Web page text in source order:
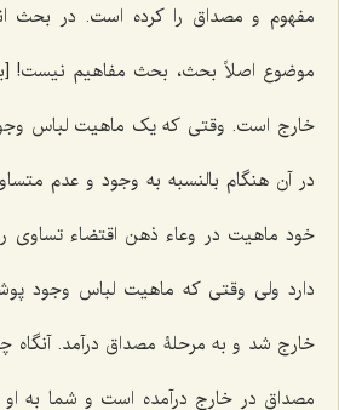
مفهوم و مصداق را کرده است. در بحث
موضوع اصلاً بحث، بحث مفاهیم نیست!
خارج است. وقتی که یک ماهیت لباس
در آن هنگام بالنسبه به وجود و عدم
خود ماهیت در وعاء ذهن اقتضاء تساوی
دارد ولی وقتی که ماهیت لباس وجود
خارج شد و به مرحلۀ مصداق درآمد. آنگاه
مصداق در خارج درآمده است و شما به او